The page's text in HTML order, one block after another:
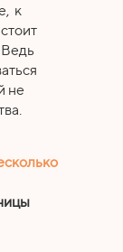
к
не